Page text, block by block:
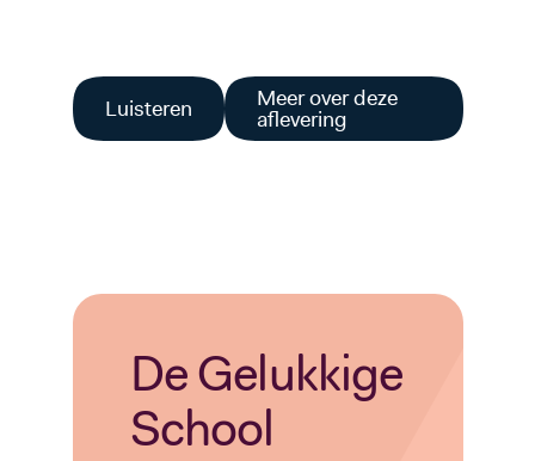
Luisteren Meer over deze
aflevering
De Gelukkige
School